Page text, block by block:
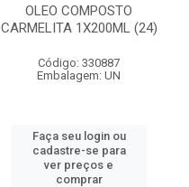
OLEO COMPOSTO
CARMELITA 1X200ML (24)
Código: 330887
Embalagem: UN
Faça seu login ou
cadastre-se para
ver preços e
comprar